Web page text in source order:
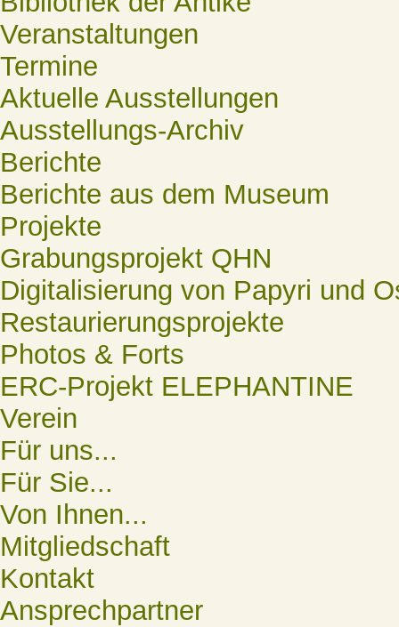
Veranstaltungen
Termine
Aktuelle Ausstellungen
Ausstellungs-Archiv
Berichte
Berichte aus dem Museum
Projekte
Grabungsprojekt QHN
Digitalisierung von Papyri und
Restaurierungsprojekte
Photos & Forts
ERC-Projekt ELEPHANTINE
Verein
Für uns...
Für Sie...
Von Ihnen...
Mitgliedschaft
Kontakt
Ansprechpartner